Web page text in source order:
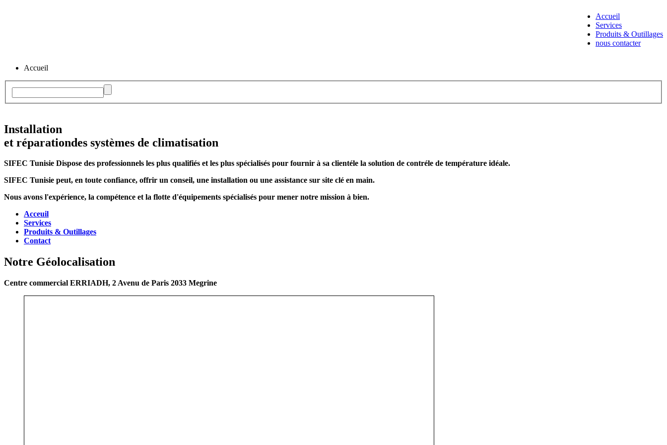
Accueil
Services
Produits & Outillages
nous contacter
Accueil
Installation
et réparationdes systèmes de climatisation
SIFEC Tunisie Dispose des professionnels les plus qualifiés et les plus spécialisés pour fournir à sa clientéle la solution de contréle de température idéale.
SIFEC Tunisie peut, en toute confiance, offrir un conseil, une installation ou une assistance sur site clé en main.
Nous avons l'expérience, la compétence et la flotte d'équipements spécialisés pour mener notre mission à bien.
Acceuil
Services
Produits & Outillages
Contact
Notre Géolocalisation
Centre commercial ERRIADH, 2 Avenu de Paris 2033 Megrine